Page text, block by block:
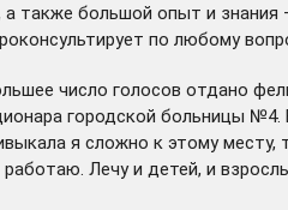
также большой опыт и
по любому
число голосов отдано
городской больницы
я сложно к этому
Лечу и детей, и